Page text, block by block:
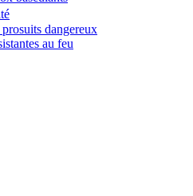
dangereux
au feu